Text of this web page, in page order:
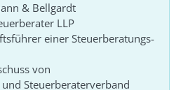
& Bellgardt
LLP
einer Steuerberatungs-
von
Steuerberaterverband